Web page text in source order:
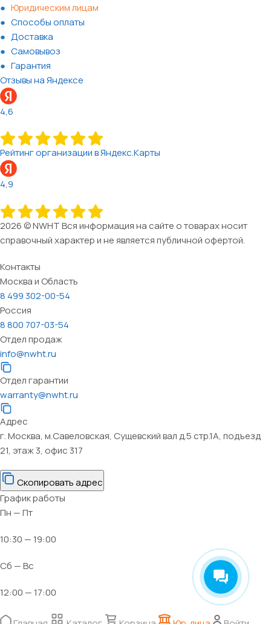
Юридическим лицам
Способы оплаты
Доставка
Самовывоз
Гарантия
Отзывы на Яндексе
4,6
Рейтинг организации в Яндекс.Карты
4,9
2026 © NWHT Вся информация на сайте о товарах носит
справочный характер и не является публичной офертой.
Контакты
Москва и Область
8 499 302-00-54
Россия
8 800 707-03-54
Отдел продаж
info@nwht.ru
Отдел гарантии
warranty@nwht.ru
Адрес
г. Москва, м.Савеловская, Сущевский вал д.5 стр.1А, подъезд
21, этаж 3, офис 317
Скопировать адрес
График работы
Пн — Пт
10:30 — 19:00
Сб — Вс
12:00 — 17:00